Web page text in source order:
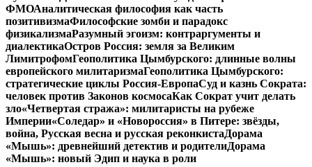
ФМОАналитическая философия как часть
позитивизмаФилософские зомби и парадокс
физикализмаРазумный эгоизм: контраргументы и
диалектикаОстров Россия: земля за Великим
ЛимитрофомГеополитика Цымбурского: длинные волны
европейского милитаризмаГеополитика Цымбурского:
стратегические циклы Россия-ЕвропаСуд и казнь Сократа:
человек против Законов космосаКак Сократ учит делать
зло«Четвертая стража»: милитаристы на рубеже
Империи«Соледар» и «Новороссия» в Питере: звёзды,
война, Русская весна и русская реконкистаДорама
«Мышь»: древнейший детектив и родителиДорама
«Мышь»: новый Эдип и наука в роли